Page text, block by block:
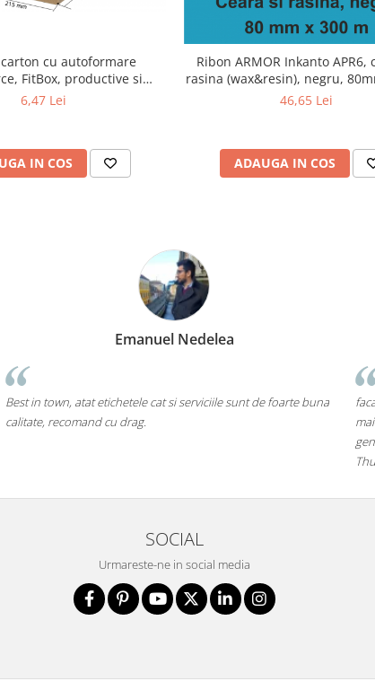
cu autoformare
FitBox, productive si
dublu, 300x215x140
6,47 Lei
IN COS
Ribon ARMOR Inkanto APR6,
rasina (wax&resin), negru,
OUT
46,65 Lei
ADAUGA IN COS
Emanuel Nedelea
Best in town, atat etichetele cat si serviciile sunt de foarte buna
calitate, recomand cu drag.
SOCIAL
Urmareste-ne in social media